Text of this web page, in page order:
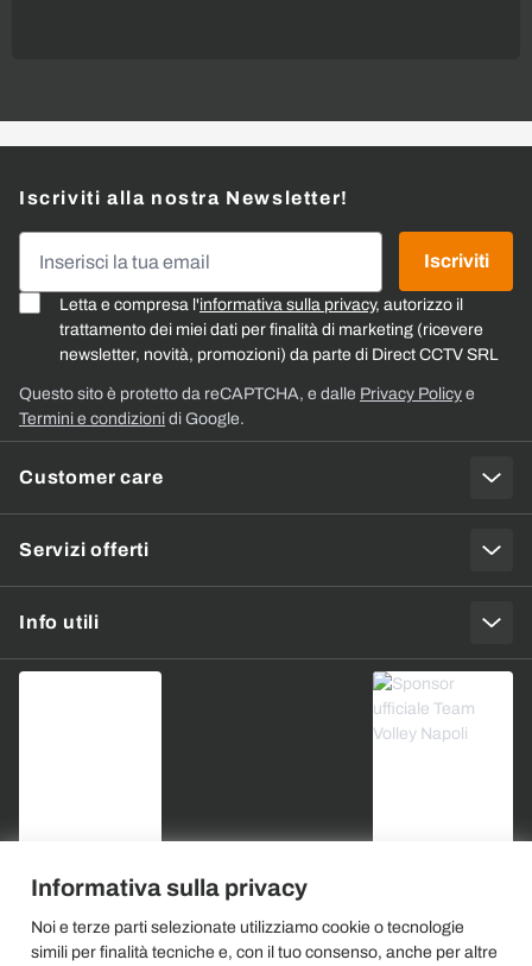
Informativa sulla privacy
Noi e terze parti selezionate utilizziamo cookie o tecnologie
simili per finalità tecniche e, con il tuo consenso, anche per altre
Customer care
Servizi offerti
Info utili
Iscriviti alla nostra Newsletter!
Letta e compresa l'informativa sulla privacy, autorizzo il
trattamento dei miei dati per finalità di marketing (ricevere
newsletter, novità, promozioni) da parte di Direct CCTV SRL
Iscriviti
Questo sito è protetto da reCAPTCHA, e dalle Privacy Policy e
Termini e condizioni di Google.